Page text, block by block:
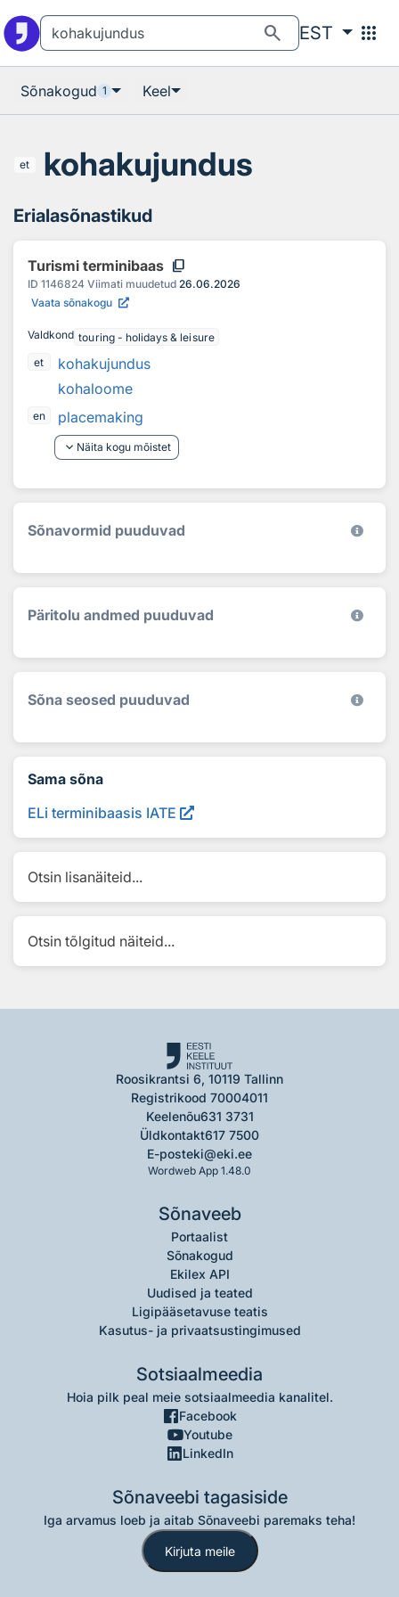
search EST apps
Sõnakogud 1 Keel
et kohakujundus
Erialasõnastikud
Turismi terminibaas content_copy
ID 1146824 Viimati muudetud 26.06.2026
Vaata sõnakogu
Valdkond touring - holidays & leisure
et
kohakujundus
kohaloome
en
placemaking
keyboard_arrow_down Näita kogu mõistet
Sõnavormid puuduvad
Päritolu andmed puuduvad
Sõna seosed puuduvad
Sama sõna
ELi terminibaasis IATE
Otsin lisanäiteid...
Otsin tõlgitud näiteid...
Roosikrantsi 6, 10119 Tallinn
Registrikood 70004011
Keelenõu631 3731
Üldkontakt617 7500
E-posteki@eki.ee
Wordweb App 1.48.0
Sõnaveeb
Portaalist
Sõnakogud
Ekilex API
Uudised ja teated
Ligipääsetavuse teatis
Kasutus- ja privaatsustingimused
Sotsiaalmeedia
Hoia pilk peal meie sotsiaalmeedia kanalitel.
Facebook
Youtube
LinkedIn
Sõnaveebi tagasiside
Iga arvamus loeb ja aitab Sõnaveebi paremaks teha!
Kirjuta meile